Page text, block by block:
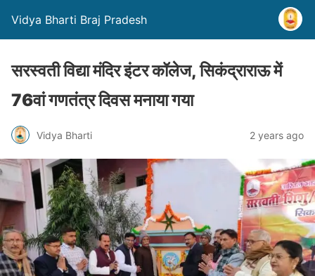
Vidya Bharti Braj Pradesh
सरस्वती विद्या मंदिर इंटर कॉलेज, सिकंद्राराऊ में
76वां गणतंत्र दिवस मनाया गया
Vidya Bharti 2 years ago